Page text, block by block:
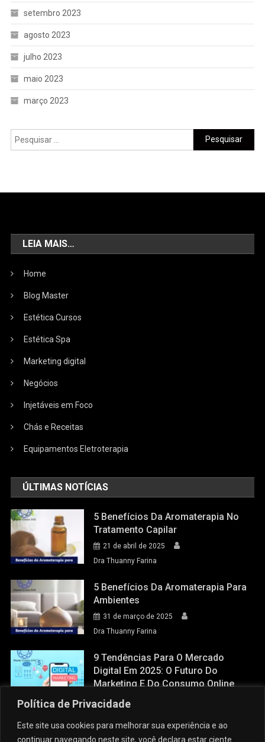
Política de Privacidade
Este site usa cookies para melhorar sua experiência e ao
continuar navegando neste site, você declara estar ciente
setembro 2023
agosto 2023
julho 2023
maio 2023
março 2023
LEIA MAIS…
Home
Blog Master
Estética Cursos
Estética Spa
Marketing digital
Negócios
Injetáveis em Foco
Chás e Receitas
Equipamentos Eletroterapia
ÚLTIMAS NOTÍCIAS
5 Benefícios Da Aromaterapia No
Tratamento Capilar
21 de abril de 2025
Dra Thuanny Farina
5 Benefícios Da Aromaterapia Para
Ambientes
31 de março de 2025
Dra Thuanny Farina
9 Tendências Para O Mercado
Digital Em 2025: O Futuro Do
Marketing E Do Consumo Online
28 de março de 2025